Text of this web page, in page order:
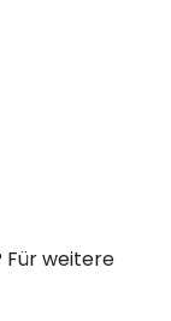
Für weitere